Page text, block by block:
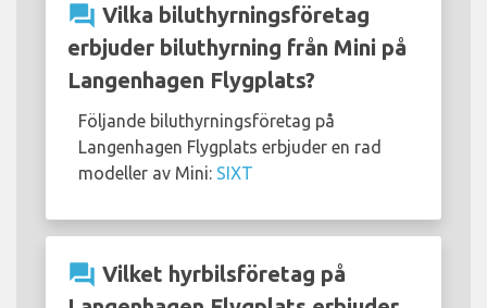
question_answer Vilka biluthyrningsföretag
erbjuder biluthyrning från Mini på
Langenhagen Flygplats?
Följande biluthyrningsföretag på
Langenhagen Flygplats erbjuder en rad
modeller av Mini: SIXT
question_answer Vilket hyrbilsföretag på